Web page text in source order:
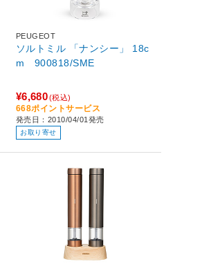
PEUGEOT
ソルトミル 「ナンシー」 18c
m 900818/SME
¥6,680(税込)
668ポイントサービス
発売日：2010/04/01発売
お取り寄せ